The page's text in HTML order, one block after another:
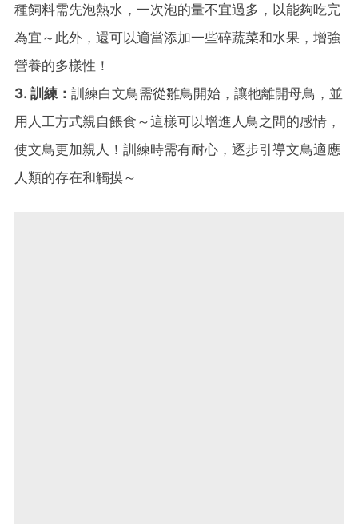
種飼料需先泡熱水，一次泡的量不宜過多，以能夠吃完
為宜～此外，還可以適當添加一些碎蔬菜和水果，增強
營養的多樣性！
3. 訓練： 訓練白文鳥需從雛鳥開始，讓牠離開母鳥，並
用人工方式親自餵食～這樣可以增進人鳥之間的感情，
使文鳥更加親人！訓練時需有耐心，逐步引導文鳥適應
人類的存在和觸摸～